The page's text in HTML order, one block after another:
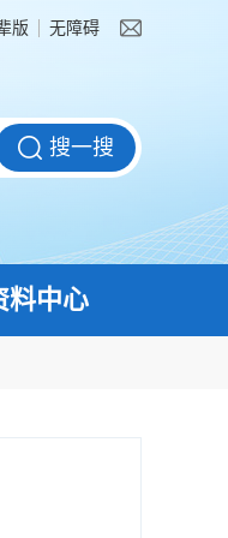
版 无障碍
料中心